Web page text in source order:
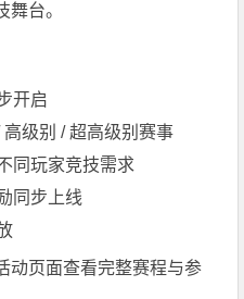
舞台。
开启
级别 / 超高级别赛事
同玩家竞技需求
同步上线
动页面查看完整赛程与参